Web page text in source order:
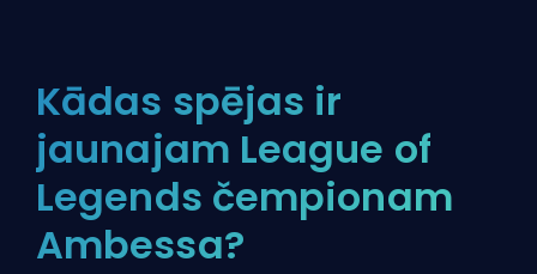
Kādas spējas ir
jaunajam League of
Legends čempionam
Ambessa?